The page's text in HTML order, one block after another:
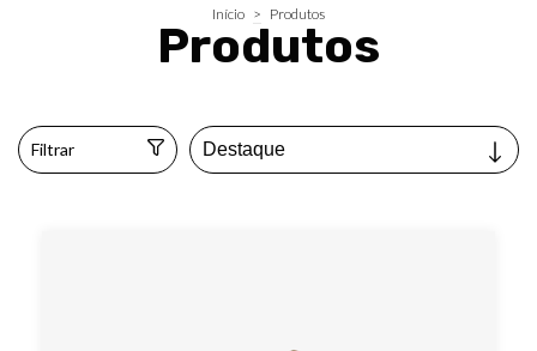
Início > Produtos
Produtos
Filtrar